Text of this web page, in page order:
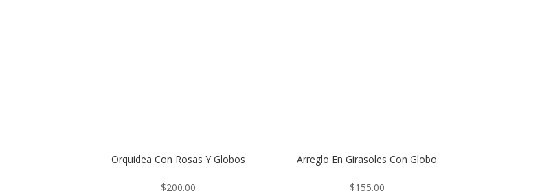
Orquidea Con Rosas Y Globos
$200.00
Arreglo En Girasoles Con Globo
$155.00